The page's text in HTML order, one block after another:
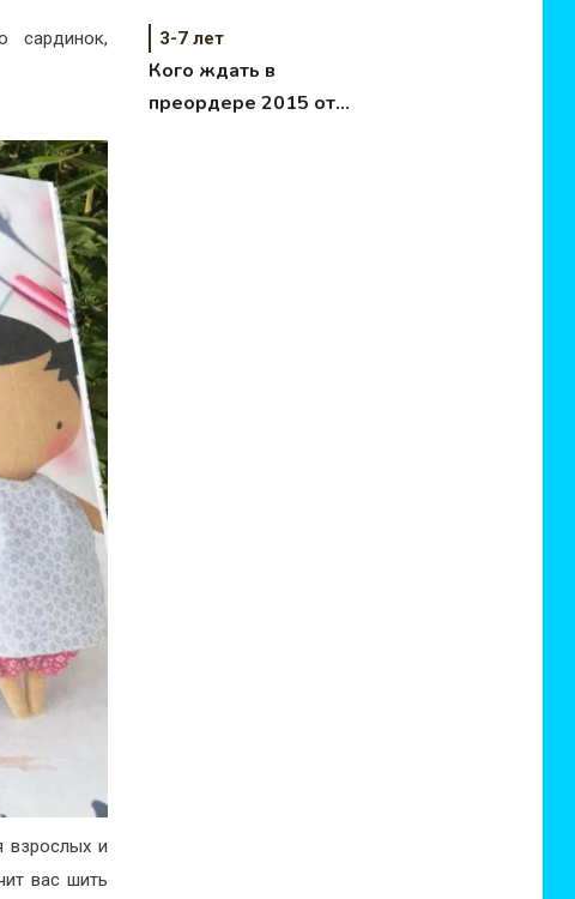
сардинок,
взрослых и
вас шить
3-7 лет
Кого ждать в
преордере 2015 от